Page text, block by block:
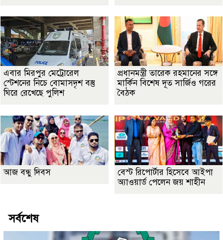
এবার মিরপুর মেট্রোরেল
স্টেশনের নিচে বোমাসদৃশ বস্তু
ঘিরে রেখেছে পুলিশ
প্রধানমন্ত্রী তারেক রহমানের সঙ্গে
মার্কিন বিশেষ দূত সার্জিও গরের
বৈঠক
আজ বন্ধু দিবস
বেস্ট রিপোর্টার হিসেবে আইপা
অ্যাওয়ার্ড পেলেন জয় শাহীন
সর্বশেষ